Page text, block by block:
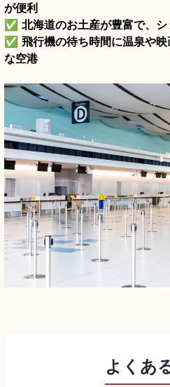
が便利
✅ 北海道のお土産が豊富で、
✅ 飛行機の待ち時間に温泉や
な空港
よくあ